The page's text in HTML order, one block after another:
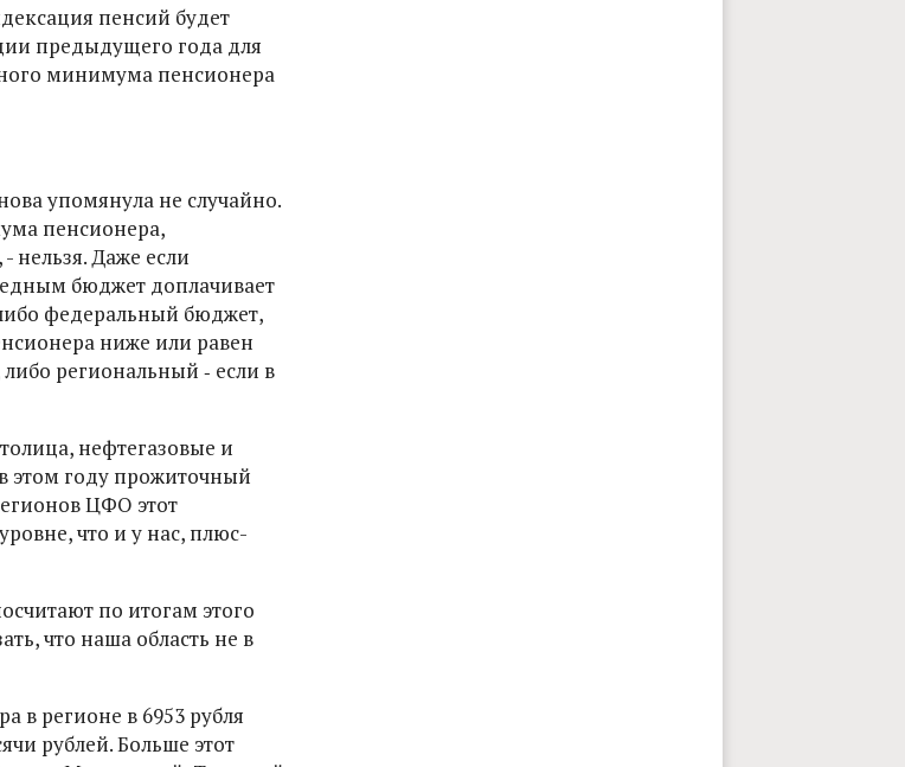
пенсий будет
предыдущего года для
минимума пенсионера
упомянула не случайно.
пенсионера,
нельзя. Даже если
бюджет доплачивает
федеральный бюджет,
ниже или равен
региональный ‑ если в
нефтегазовые и
этом году прожиточный
ЦФО этот
что и у нас, плюс-
по итогам этого
что наша область не в
регионе в 6953 рубля
рублей. Больше этот